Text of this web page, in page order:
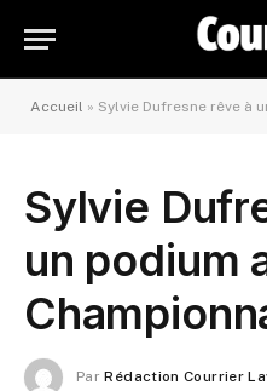
Accueil » Sylvie Dufresne rêve à
Sylvie
un podium
Par Rédaction Courrier